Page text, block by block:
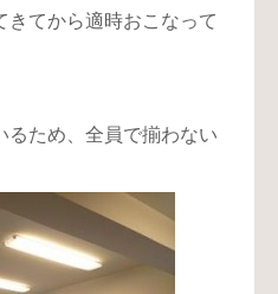
てから適時おこなって
ため、全員で揃わない